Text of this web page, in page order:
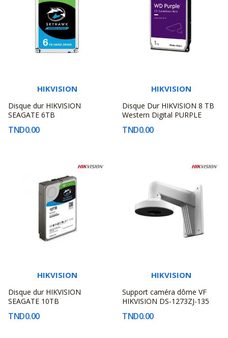
HIKVISION
Disque dur HIKVISION
SEAGATE 6TB
TND0.00
HIKVISION
Disque Dur HIKVISION 8 TB
Western Digital PURPLE
TND0.00
HIKVISION
Disque dur HIKVISION
SEAGATE 10TB
TND0.00
HIKVISION
Support caméra dôme VF
HIKVISION DS-1273ZJ-135
TND0.00